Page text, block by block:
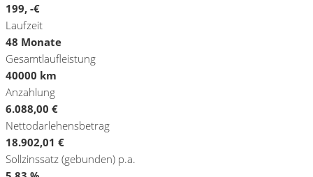
199, -€
Laufzeit
48 Monate
Gesamtlaufleistung
40000 km
Anzahlung
6.088,00 €
Nettodarlehensbetrag
18.902,01 €
Sollzinssatz (gebunden) p.a.